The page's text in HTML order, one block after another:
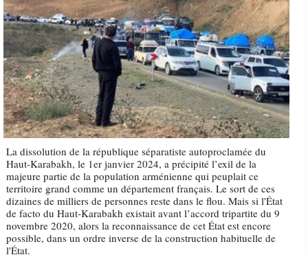
La dissolution de la république séparatiste autoproclamée du
Haut-Karabakh, le 1er janvier 2024, a précipité l’exil de la
majeure partie de la population arménienne qui peuplait ce
territoire grand comme un département français. Le sort de ces
dizaines de milliers de personnes reste dans le flou. Mais si l'État
de facto du Haut-Karabakh existait avant l’accord tripartite du 9
novembre 2020, alors la reconnaissance de cet État est encore
possible, dans un ordre inverse de la construction habituelle de
l'État.